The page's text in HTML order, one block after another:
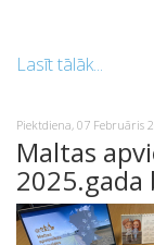
Lasīt tālāk...
Piektdiena, 07 Februāris
Maltas
2025.gada